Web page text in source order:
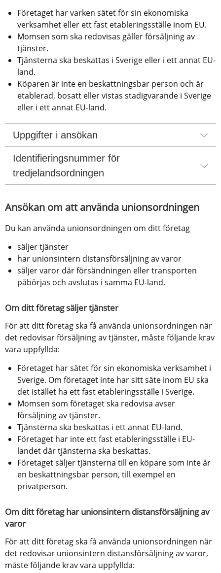
Företaget har varken sätet för sin ekonomiska
verksamhet eller ett fast etableringsställe inom EU.
Momsen som ska redovisas gäller försäljning av
tjänster.
Tjänsterna ska beskattas i Sverige eller i ett annat EU-
land.
Köparen är inte en beskattningsbar person och är
etablerad, bosatt eller vistas stadigvarande i Sverige
eller i ett annat EU-land.
Uppgifter i ansökan
Identifieringsnummer för
tredjelandsordningen
Ansökan om att använda unionsordningen
Du kan använda unionsordningen om ditt företag
säljer tjänster
har unionsintern distansförsäljning av varor
säljer varor där försändningen eller transporten
påbörjas och avslutas i samma EU-land.
Om ditt företag säljer tjänster
För att ditt företag ska få använda unionsordningen när
det redovisar försäljning av tjänster, måste följande krav
vara uppfyllda:
Företaget har sätet för sin ekonomiska verksamhet i
Sverige. Om företaget inte har sitt säte inom EU ska
det istället ha ett fast etableringsställe i Sverige.
Momsen som företaget ska redovisa avser
försäljning av tjänster.
Tjänsterna ska beskattas i ett annat EU-land.
Företaget har inte ett fast etableringsställe i EU-
landet där tjänsterna ska beskattas.
Företaget säljer tjänsterna till en köpare som inte är
en beskattningsbar person, till exempel en
privatperson.
Om ditt företag har unionsintern distansförsäljning av
varor
För att ditt företag ska få använda unionsordningen när
det redovisar unionsintern distansförsäljning av varor,
måste följande krav vara uppfyllda: